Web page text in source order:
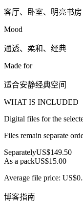
客厅、卧室、明亮书房
Mood
通透、柔和、经典
Made for
适合安静经典空间
WHAT IS INCLUDED
Digital files for the
Files remain separate
SeparatelyUS$149.50
As a packUS$15.00
Average file price:
博客指南